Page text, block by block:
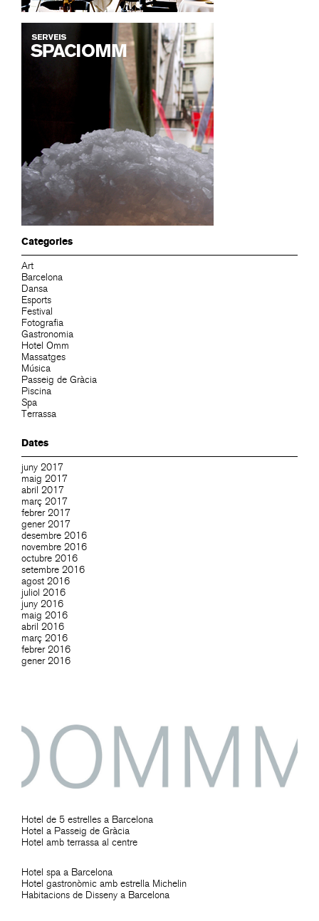
Categories
Art
Barcelona
Dansa
Esports
Festival
Fotografia
Gastronomia
Hotel Omm
Massatges
Música
Passeig de Gràcia
Piscina
Spa
Terrassa
Dates
juny 2017
maig 2017
abril 2017
març 2017
febrer 2017
gener 2017
desembre 2016
novembre 2016
octubre 2016
setembre 2016
agost 2016
juliol 2016
juny 2016
maig 2016
abril 2016
març 2016
febrer 2016
gener 2016
Hotel de 5 estrelles a Barcelona
Hotel a Passeig de Gràcia
Hotel amb terrassa al centre
Hotel spa a Barcelona
Hotel gastronòmic amb estrella Michelin
Habitacions de Disseny a Barcelona